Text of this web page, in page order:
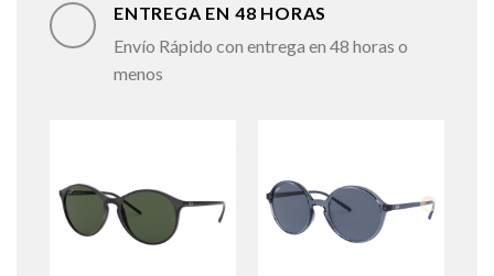
ENTREGA EN 48 HORAS
Envío Rápido con entrega en 48 horas o
menos